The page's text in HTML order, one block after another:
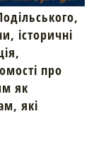
історичні
про
як
які